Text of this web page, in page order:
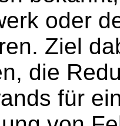
oder
Ziel
die
für